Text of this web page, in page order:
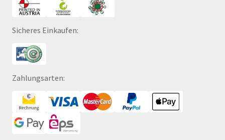
Sicheres Einkaufen:
Zahlungsarten: